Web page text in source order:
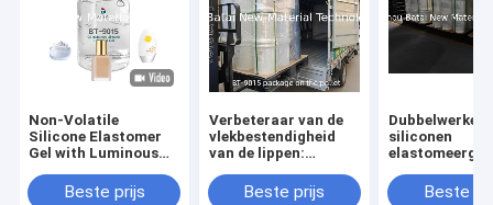
Non-Volatile
Silicone Elastomer
Gel with Luminous
Touch for Anti-
Beste prijs
Verbeteraar van de
vlekbestendigheid
van de lippen:
elastomeergel voor
Beste prijs
siliconen
elastomeergel:
Beste